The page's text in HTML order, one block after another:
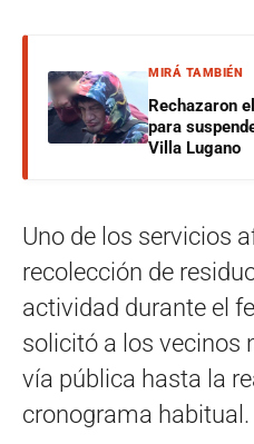
MIRÁ TAMBIÉN
Rechazaron
para
Villa Lugano
Uno de los servicios
recolección de
actividad durante el
solicitó a los vecinos
vía pública hasta la
cronograma habitual.